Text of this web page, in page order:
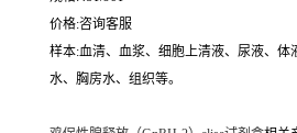
价格:咨询客服
样本:血清、血浆、细胞上清液、尿液、体
水、胸房水、组织等。